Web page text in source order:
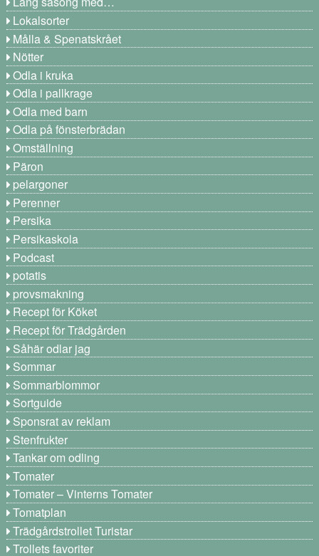
Lokalsorter
Målla & Spenatskrået
Nötter
Odla i kruka
Odla i pallkrage
Odla med barn
Odla på fönsterbrädan
Omställning
Päron
pelargoner
Perenner
Persika
Persikaskola
Podcast
potatis
provsmakning
Recept för Köket
Recept för Trädgården
Såhär odlar jag
Sommar
Sommarblommor
Sortguide
Sponsrat av reklam
Stenfrukter
Tankar om odling
Tomater
Tomater – Vinterns Tomater
Tomatplan
Trädgårdstrollet Turistar
Trollets favoriter